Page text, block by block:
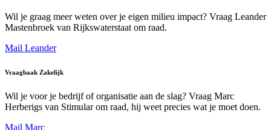
Wil je graag meer weten over je eigen milieu impact? Vraag Leander
Mastenbroek van Rijkswaterstaat om raad.
Mail Leander
Vraagbaak Zakelijk
Wil je voor je bedrijf of organisatie aan de slag? Vraag Marc
Herberigs van Stimular om raad, hij weet precies wat je moet doen.
Mail Marc